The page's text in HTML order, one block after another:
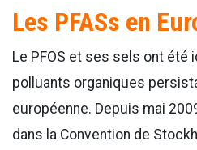
Les PFASs en
Le PFOS et ses sels ont été
polluants organiques
européenne. Depuis mai
dans la Convention de